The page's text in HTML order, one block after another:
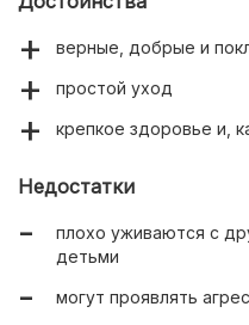
верные, добрые и
простой уход
крепкое здоровье и,
Недостатки
плохо уживаются с
детьми
могут проявлять